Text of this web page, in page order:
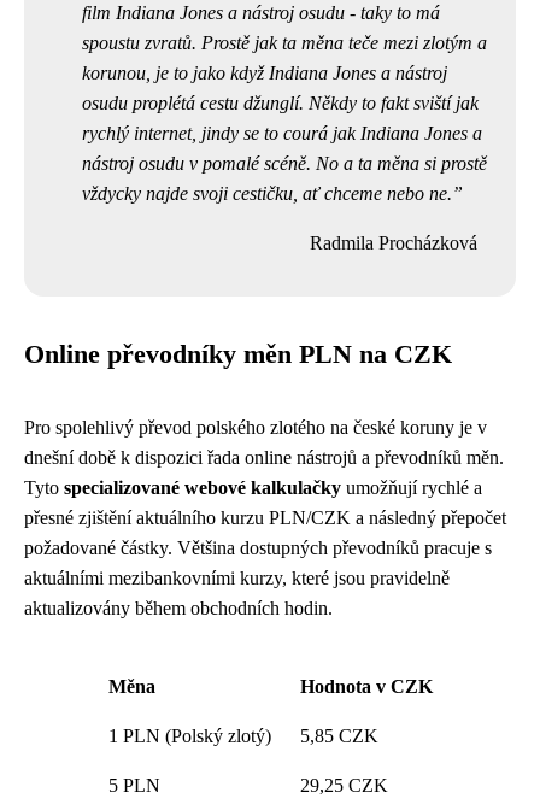
film Indiana Jones a nástroj osudu - taky to má
spoustu zvratů. Prostě jak ta měna teče mezi zlotým a
korunou, je to jako když Indiana Jones a nástroj
osudu proplétá cestu džunglí. Někdy to fakt sviští jak
rychlý internet, jindy se to courá jak Indiana Jones a
nástroj osudu v pomalé scéně. No a ta měna si prostě
vždycky najde svoji cestičku, ať chceme nebo ne.
Radmila Procházková
Online převodníky měn PLN na CZK
Pro spolehlivý převod polského zlotého na české koruny je v
dnešní době k dispozici řada online nástrojů a převodníků měn.
Tyto specializované webové kalkulačky umožňují rychlé a
přesné zjištění aktuálního kurzu PLN/CZK a následný přepočet
požadované částky. Většina dostupných převodníků pracuje s
aktuálními mezibankovními kurzy, které jsou pravidelně
aktualizovány během obchodních hodin.
Měna Hodnota v CZK
1 PLN (Polský zlotý) 5,85 CZK
5 PLN 29,25 CZK